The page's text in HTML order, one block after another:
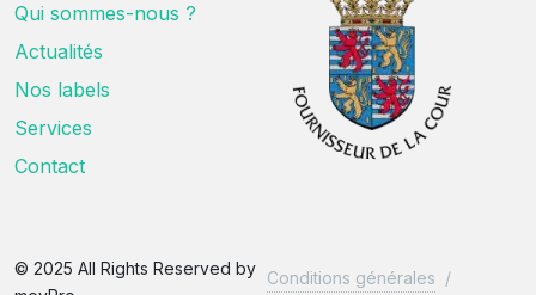
Qui sommes-nous ?
Actualités
Nos labels
Services
Contact
© 2025 All Rights Reserved by Conditions générales /